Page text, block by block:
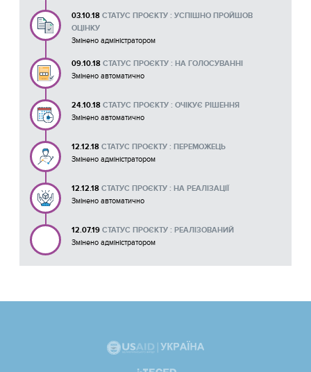
03.10.18 СТАТУС ПРОЄКТУ : УСПІШНО ПРОЙШОВ
ОЦІНКУ
Змінено адміністратором
09.10.18 СТАТУС ПРОЄКТУ : НА ГОЛОСУВАННІ
Змінено автоматично
24.10.18 СТАТУС ПРОЄКТУ : ОЧІКУЄ РІШЕННЯ
Змінено автоматично
12.12.18 СТАТУС ПРОЄКТУ : ПЕРЕМОЖЕЦЬ
Змінено адміністратором
12.12.18 СТАТУС ПРОЄКТУ : НА РЕАЛІЗАЦІЇ
Змінено автоматично
12.07.19 СТАТУС ПРОЄКТУ : РЕАЛІЗОВАНИЙ
Змінено адміністратором